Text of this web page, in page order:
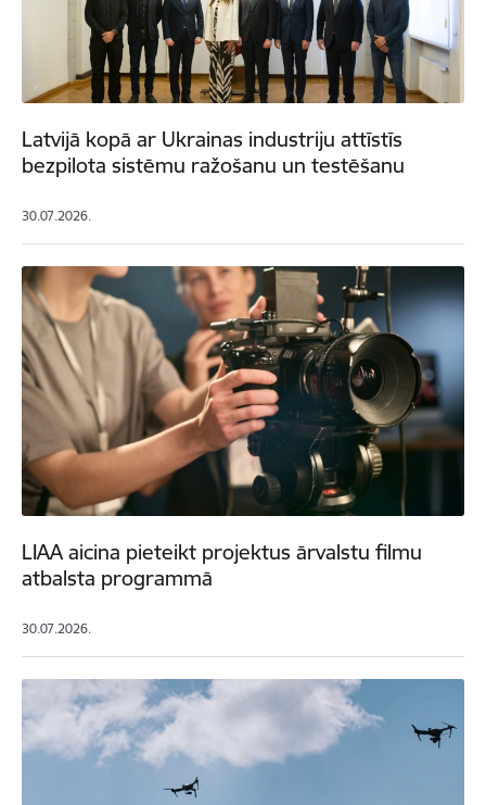
Latvijā kopā ar Ukrainas industriju attīstīs
bezpilota sistēmu ražošanu un testēšanu
30.07.2026.
LIAA aicina pieteikt projektus ārvalstu filmu
atbalsta programmā
30.07.2026.